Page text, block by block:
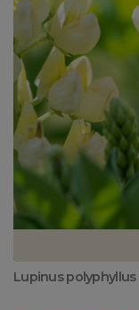
Lupinus polyphyllus